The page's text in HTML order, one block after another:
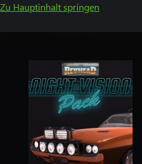
Zu Hauptinhalt springen